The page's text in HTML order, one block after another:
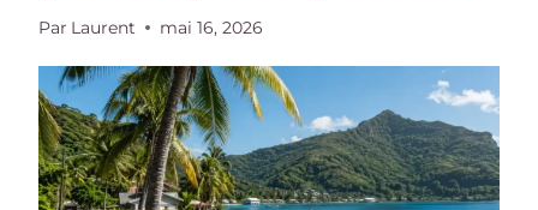
Par Laurent mai 16, 2026